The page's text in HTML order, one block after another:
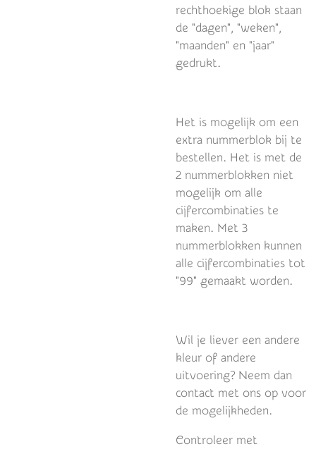
rechthoekige blok staan
de "dagen", "weken",
"maanden" en "jaar"
gedrukt.
Het is mogelijk om een
extra nummerblok bij te
bestellen. Het is met de
2 nummerblokken niet
mogelijk om alle
cijfercombinaties te
maken. Met 3
nummerblokken kunnen
alle cijfercombinaties tot
"99" gemaakt worden.
Wil je liever een andere
kleur of andere
uitvoering? Neem dan
contact met ons op voor
de mogelijkheden.
Controleer met